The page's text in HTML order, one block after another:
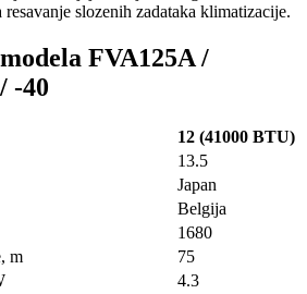
slozenih zadataka klimatizacije.
FVA125A /
-40
12 (41000 BTU)
13.5
Japan
Belgija
1680
m
75
4.3